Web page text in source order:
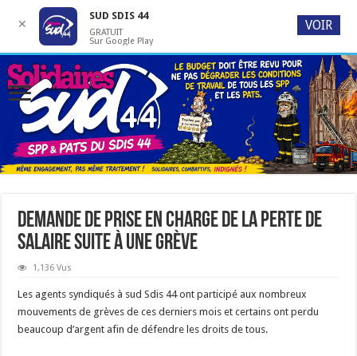
Demande de prise en charge de la perte de
salaire suite à une grève
1,136 Vus
Les agents syndiqués à sud Sdis 44 ont participé aux nombreux
mouvements de grèves de ces derniers mois et certains ont perdu
beaucoup d’argent afin de défendre les droits de tous.
✕
SUD SDIS 44
GRATUIT
Sur Google Play
VOIR